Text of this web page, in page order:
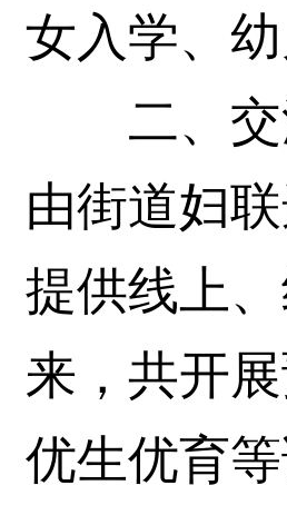
女入学、
二、交
由街道妇
提供线上
来，共开
优生优育